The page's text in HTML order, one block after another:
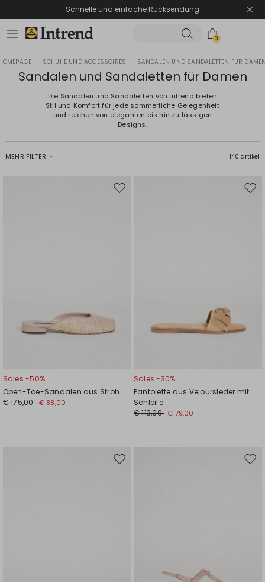
Schnelle und einfache Rücksendung
0
SCHUHE UND ACCESSOIRES SANDALEN UND SANDALETTEN FÜR
Sandalen und Sandaletten für Damen
Die Sandalen und Sandaletten von Intrend bieten
Stil und Komfort für jede sommerliche Gelegenheit
und reichen von eleganten bis hin zu lässigen
Designs.
MEHR FILTER 140 artikel
Auf
Sales -50%
Open-Toe-Sandalen aus Stroh
€ 175,00 € 88,00
Auf
Sales -30%
Pantolette aus Veloursleder mit
Schleife
€ 113,00 € 79,00
Auf
Auf